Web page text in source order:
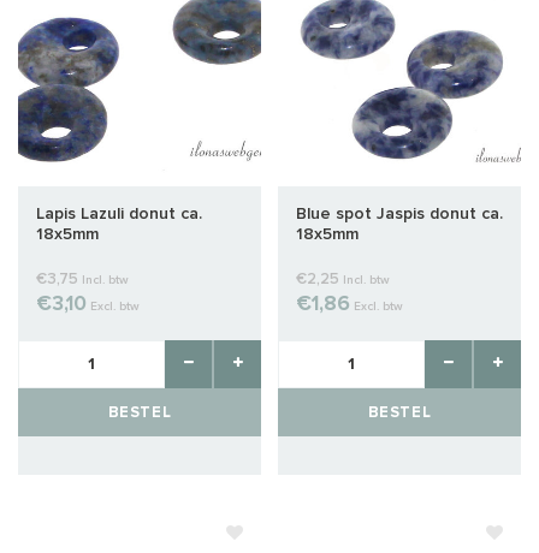
Lapis Lazuli donut ca.
18x5mm
€3,75 Incl. btw
€3,10 Excl. btw
BESTEL
Blue spot Jaspis donut ca.
18x5mm
€2,25 Incl. btw
€1,86 Excl. btw
BESTEL